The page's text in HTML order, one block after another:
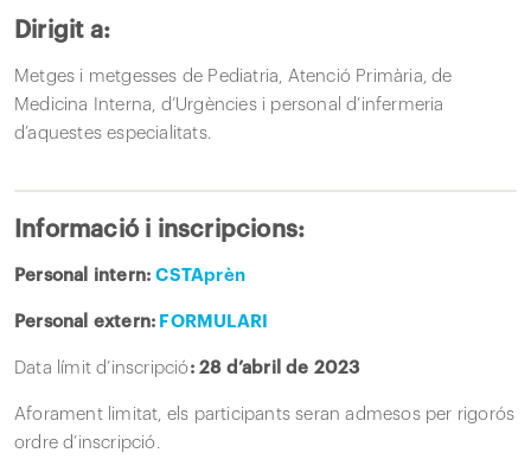
Dirigit a:
Metges i metgesses de Pediatria, Atenció Primària, de
Medicina Interna, d’Urgències i personal d’infermeria
d’aquestes especialitats.
Informació i inscripcions:
Personal intern:CSTAprèn
Personal extern: FORMULARI
Data límit d’inscripció : 28 d’abril de 2023
Aforament limitat, els participants seran admesos per rigorós
ordre d’inscripció.